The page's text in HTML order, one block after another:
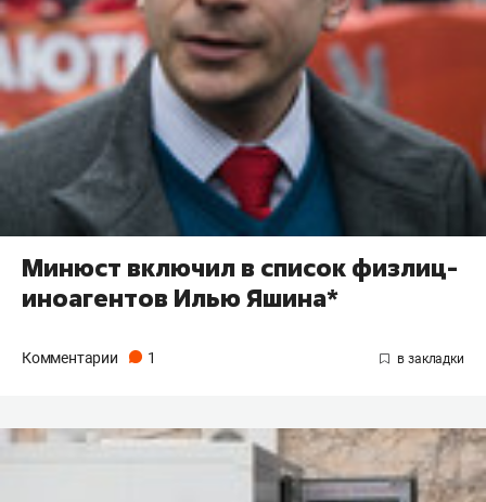
Минюст включил в список физлиц-
иноагентов Илью Яшина*
Комментарии 1